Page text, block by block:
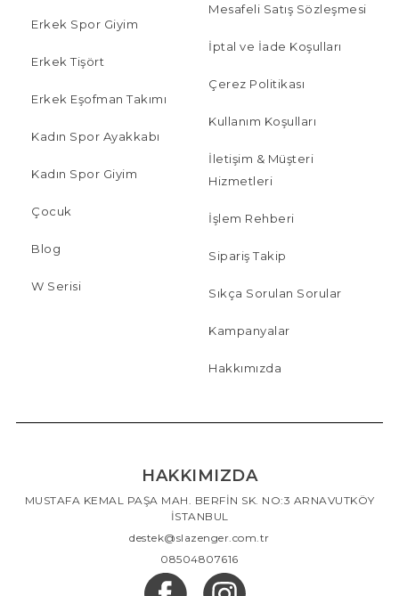
Erkek Spor Giyim
Erkek Tişört
Erkek Eşofman Takımı
Kadın Spor Ayakkabı
Kadın Spor Giyim
Çocuk
Blog
W Serisi
Mesafeli Satış Sözleşmesi
İptal ve İade Koşulları
Çerez Politikası
Kullanım Koşulları
İletişim & Müşteri
Hizmetleri
İşlem Rehberi
Sipariş Takip
Sıkça Sorulan Sorular
Kampanyalar
Hakkımızda
HAKKIMIZDA
MUSTAFA KEMAL PAŞA MAH. BERFİN SK. NO:3 ARNAVUTKÖY
İSTANBUL
destek@slazenger.com.tr
08504807616